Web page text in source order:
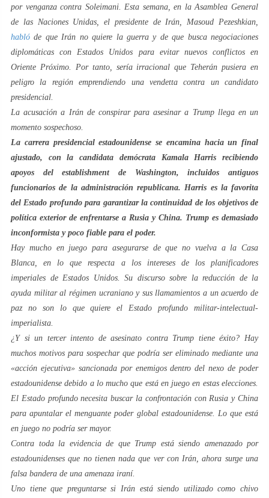
por venganza contra Soleimani. Esta semana, en la Asamblea General
de las Naciones Unidas, el presidente de Irán, Masoud Pezeshkian,
habló de que Irán no quiere la guerra y de que busca negociaciones
diplomáticas con Estados Unidos para evitar nuevos conflictos en
Oriente Próximo. Por tanto, sería irracional que Teherán pusiera en
peligro la región emprendiendo una vendetta contra un candidato
presidencial.
La acusación a Irán de conspirar para asesinar a Trump llega en un
momento sospechoso.
La carrera presidencial estadounidense se encamina hacia un final
ajustado, con la candidata demócrata Kamala Harris recibiendo
apoyos del establishment de Washington, incluidos antiguos
funcionarios de la administración republicana. Harris es la favorita
del Estado profundo para garantizar la continuidad de los objetivos de
política exterior de enfrentarse a Rusia y China. Trump es demasiado
inconformista y poco fiable para el poder.
Hay mucho en juego para asegurarse de que no vuelva a la Casa
Blanca, en lo que respecta a los intereses de los planificadores
imperiales de Estados Unidos. Su discurso sobre la reducción de la
ayuda militar al régimen ucraniano y sus llamamientos a un acuerdo de
paz no son lo que quiere el Estado profundo militar-intelectual-
imperialista.
¿Y si un tercer intento de asesinato contra Trump tiene éxito? Hay
muchos motivos para sospechar que podría ser eliminado mediante una
«acción ejecutiva» sancionada por enemigos dentro del nexo de poder
estadounidense debido a lo mucho que está en juego en estas elecciones.
El Estado profundo necesita buscar la confrontación con Rusia y China
para apuntalar el menguante poder global estadounidense. Lo que está
en juego no podría ser mayor.
Contra toda la evidencia de que Trump está siendo amenazado por
estadounidenses que no tienen nada que ver con Irán, ahora surge una
falsa bandera de una amenaza iraní.
Uno tiene que preguntarse si Irán está siendo utilizado como chivo